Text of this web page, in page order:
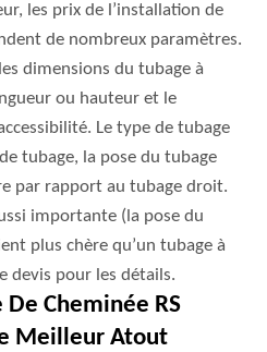
les prix de l’installation de
de nombreux paramètres.
dimensions du tubage à
ou hauteur et le
Le type de tubage
tubage, la pose du tubage
par rapport au tubage droit.
importante (la pose du
plus chère qu’un tubage à
devis pour les détails.
Cheminée RS
Meilleur Atout